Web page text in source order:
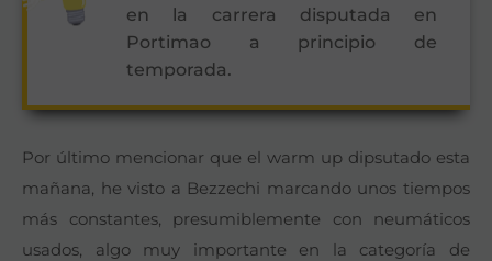
en la carrera disputada en
Portimao a principio de
temporada.
Por último mencionar que el warm up dipsutado esta
mañana, he visto a Bezzechi marcando unos tiempos
más constantes, presumiblemente con neumáticos
usados, algo muy importante en la categoría de